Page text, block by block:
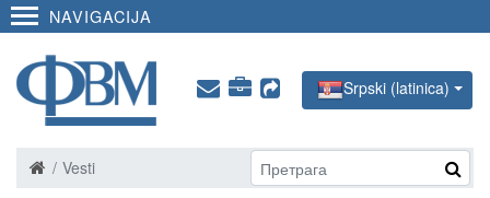
NAVIGACIJA
Srpski (latinica)
Vesti